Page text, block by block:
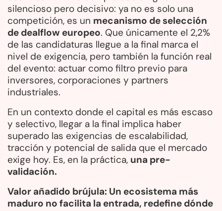
silencioso pero decisivo: ya no es solo una
competición, es un mecanismo de selección
de dealflow europeo. Que únicamente el 2,2%
de las candidaturas llegue a la final marca el
nivel de exigencia, pero también la función real
del evento: actuar como filtro previo para
inversores, corporaciones y partners
industriales.
En un contexto donde el capital es más escaso
y selectivo, llegar a la final implica haber
superado las exigencias de escalabilidad,
tracción y potencial de salida que el mercado
exige hoy. Es, en la práctica, una pre-
validación.
Valor añadido brújula: Un ecosistema más
maduro no facilita la entrada, redefine dónde